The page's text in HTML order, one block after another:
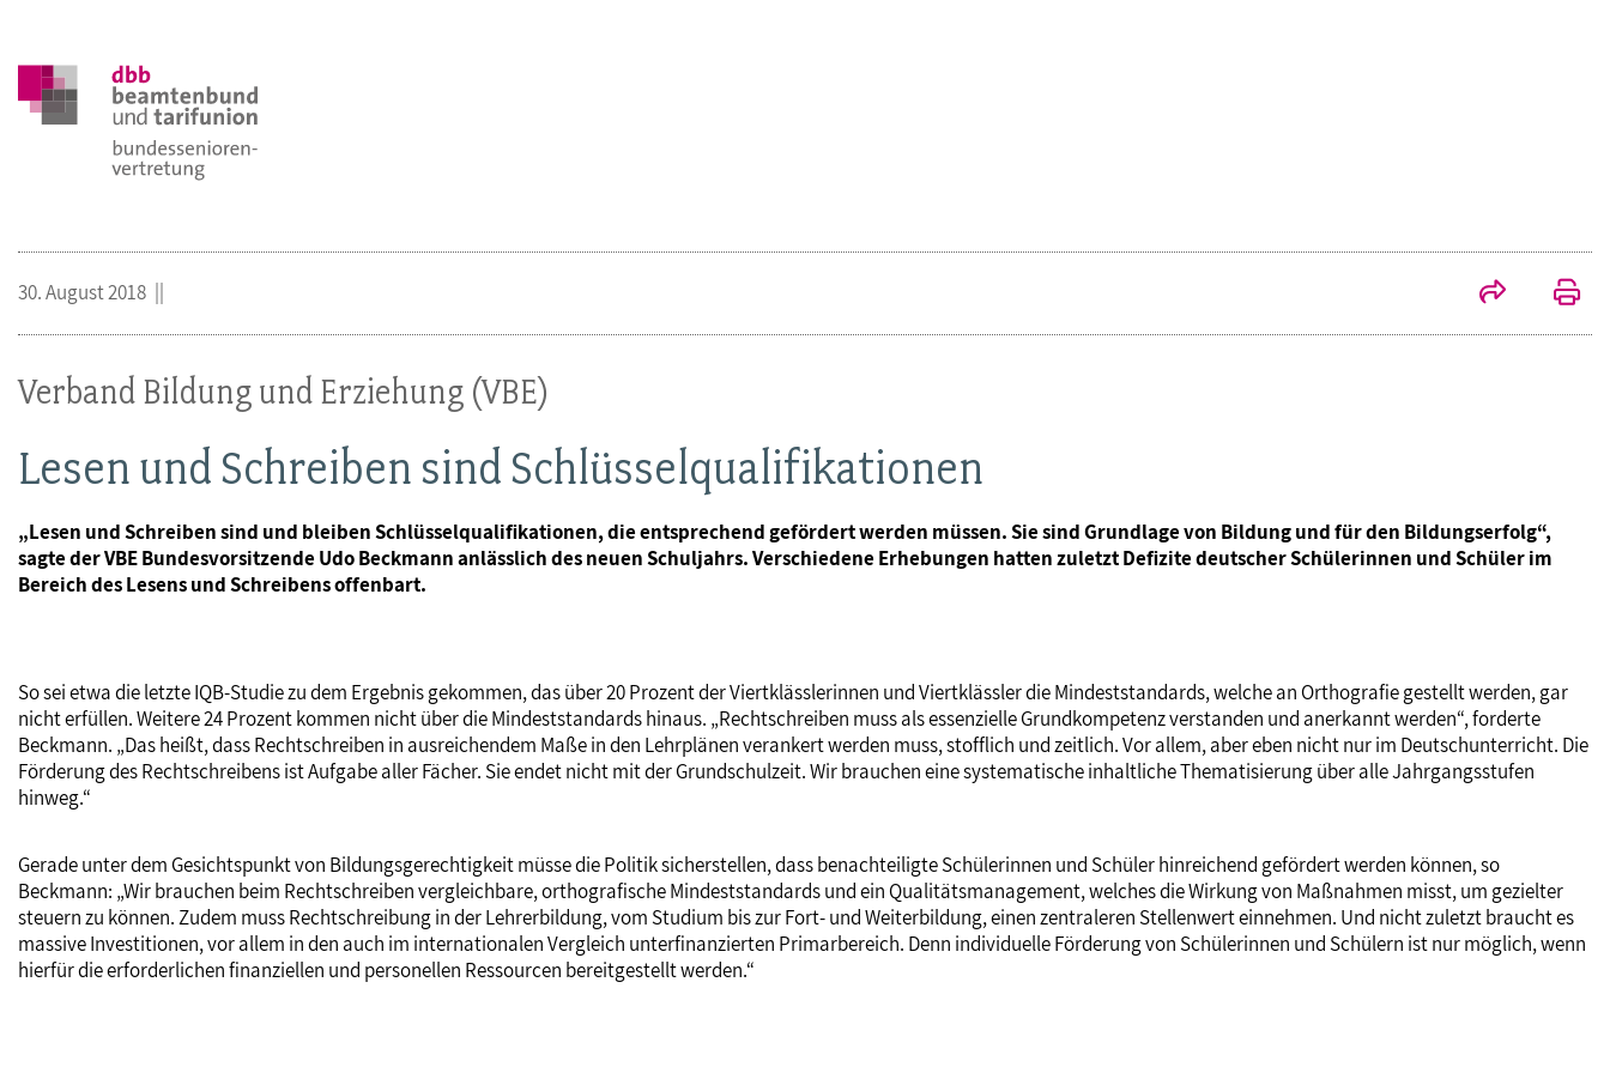
Verband Bildung und Erziehung (VBE)
Lesen und Schreiben sind Schlüsselqualifikationen
„Lesen und Schreiben sind und bleiben Schlüsselqualifikationen, die entsprechend gefördert werden müssen. Sie sind Grundlage von Bildung und für den Bildungserfolg“,
sagte der VBE Bundesvorsitzende Udo Beckmann anlässlich des neuen Schuljahrs. Verschiedene Erhebungen hatten zuletzt Defizite deutscher Schülerinnen und Schüler im
Bereich des Lesens und Schreibens offenbart.
30. August 2018
So sei etwa die letzte IQB-Studie zu dem Ergebnis gekommen, das über 20 Prozent der Viertklässlerinnen und Viertklässler die Mindeststandards, welche an Orthografie gestellt werden, gar
nicht erfüllen. Weitere 24 Prozent kommen nicht über die Mindeststandards hinaus. „Rechtschreiben muss als essenzielle Grundkompetenz verstanden und anerkannt werden“, forderte
Beckmann. „Das heißt, dass Rechtschreiben in ausreichendem Maße in den Lehrplänen verankert werden muss, stofflich und zeitlich. Vor allem, aber eben nicht nur im Deutschunterricht. Die
Förderung des Rechtschreibens ist Aufgabe aller Fächer. Sie endet nicht mit der Grundschulzeit. Wir brauchen eine systematische inhaltliche Thematisierung über alle Jahrgangsstufen
hinweg.“
Gerade unter dem Gesichtspunkt von Bildungsgerechtigkeit müsse die Politik sicherstellen, dass benachteiligte Schülerinnen und Schüler hinreichend gefördert werden können, so
Beckmann: „Wir brauchen beim Rechtschreiben vergleichbare, orthografische Mindeststandards und ein Qualitätsmanagement, welches die Wirkung von Maßnahmen misst, um gezielter
steuern zu können. Zudem muss Rechtschreibung in der Lehrerbildung, vom Studium bis zur Fort- und Weiterbildung, einen zentraleren Stellenwert einnehmen. Und nicht zuletzt braucht es
massive Investitionen, vor allem in den auch im internationalen Vergleich unterfinanzierten Primarbereich. Denn individuelle Förderung von Schülerinnen und Schülern ist nur möglich, wenn
hierfür die erforderlichen finanziellen und personellen Ressourcen bereitgestellt werden.“